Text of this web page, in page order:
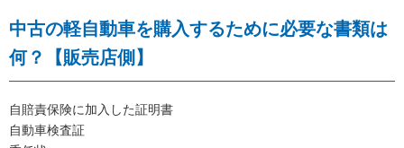
中古の軽自動車を購入するために必要な書類は
何？【販売店側】
自賠責保険に加入した証明書
自動車検査証